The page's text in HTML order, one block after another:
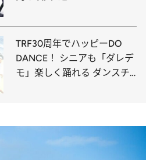
TRF30周年でハッピーDO
DANCE！ シニアも「ダレデ
モ」楽しく踊れる ダンスチ